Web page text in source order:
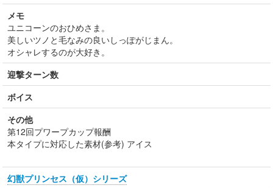
メモ
ユニコーンのおひめさま。
美しいツノと毛なみの良いしっぽがじまん。
オシャレするのが大好き。
迎撃ターン数
ボイス
その他
第12回プワープカップ報酬
本タイプに対応した素材(参考) アイス
幻獣プリンセス（仮）シリーズ